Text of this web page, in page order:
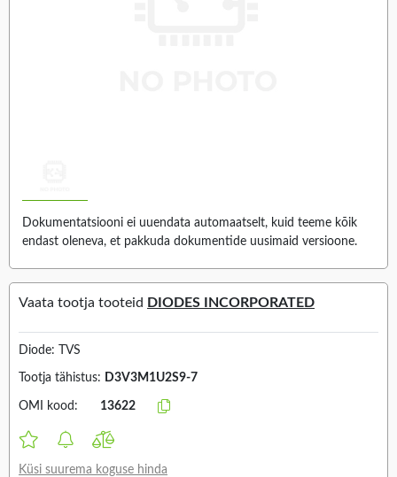
Dokumentatsiooni ei uuendata automaatselt, kuid teeme kõik
endast oleneva, et pakkuda dokumentide uusimaid versioone.
Vaata tootja tooteid DIODES INCORPORATED
Diode: TVS
Tootja tähistus: D3V3M1U2S9-7
OMI kood: 13622
Küsi suurema koguse hinda